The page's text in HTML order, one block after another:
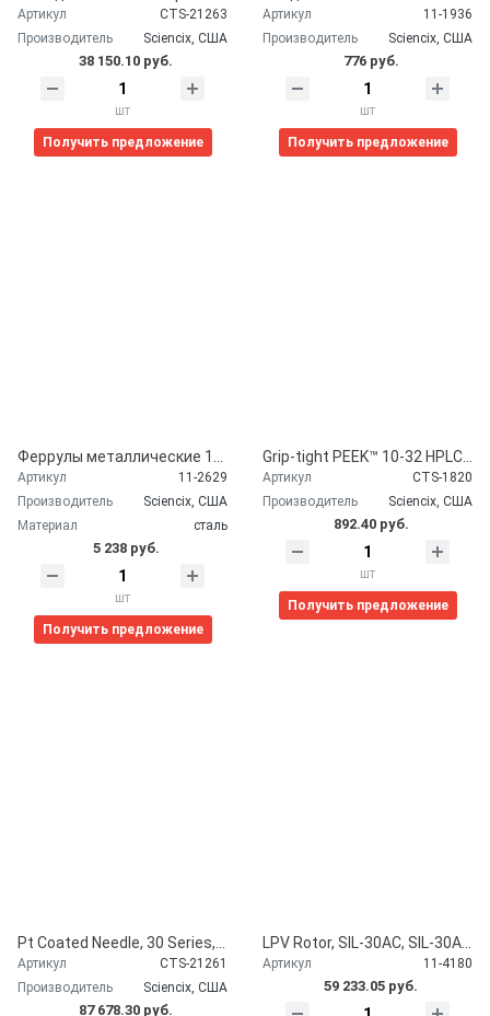
Артикул
CTS-21263
Производитель
Sciencix, США
38 150.10 руб.
шт
Получить предложение
Артикул
11-1936
Производитель
Sciencix, США
776 руб.
шт
Получить предложение
Артикул
11-2629
Производитель
Sciencix, США
Материал
сталь
5 238 руб.
шт
Получить предложение
Артикул
CTS-1820
Производитель
Sciencix, США
892.40 руб.
шт
Получить предложение
Pt Coated Needle, 30 Series, Comparable to OEM # 228-41024-95, 5041629(Sciex™) Sciencix, США CTS-21261
Артикул
CTS-21261
Производитель
Sciencix, США
87 678.30 руб.
LPV Rotor, SIL-30AC, SIL-30ACMP, Comparable to OEM # 228-51922-00 Sciencix, США 11-4180
Артикул 11-4180
59 233.05 руб.